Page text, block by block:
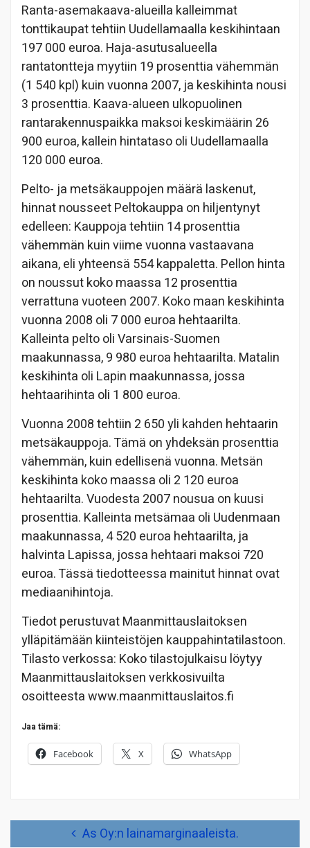
Ranta-asemakaava-alueilla kalleimmat
tonttikaupat tehtiin Uudellamaalla keskihintaan
197 000 euroa. Haja-asutusalueella
rantatontteja myytiin 19 prosenttia vähemmän
(1 540 kpl) kuin vuonna 2007, ja keskihinta nousi
3 prosenttia. Kaava-alueen ulkopuolinen
rantarakennuspaikka maksoi keskimäärin 26
900 euroa, kallein hintataso oli Uudellamaalla
120 000 euroa.
Pelto- ja metsäkauppojen määrä laskenut,
hinnat nousseet Peltokauppa on hiljentynyt
edelleen: Kauppoja tehtiin 14 prosenttia
vähemmän kuin viime vuonna vastaavana
aikana, eli yhteensä 554 kappaletta. Pellon hinta
on noussut koko maassa 12 prosenttia
verrattuna vuoteen 2007. Koko maan keskihinta
vuonna 2008 oli 7 000 euroa hehtaarilta.
Kalleinta pelto oli Varsinais-Suomen
maakunnassa, 9 980 euroa hehtaarilta. Matalin
keskihinta oli Lapin maakunnassa, jossa
hehtaarihinta oli 1 800 euroa.
Vuonna 2008 tehtiin 2 650 yli kahden hehtaarin
metsäkauppoja. Tämä on yhdeksän prosenttia
vähemmän, kuin edellisenä vuonna. Metsän
keskihinta koko maassa oli 2 120 euroa
hehtaarilta. Vuodesta 2007 nousua on kuusi
prosenttia. Kalleinta metsämaa oli Uudenmaan
maakunnassa, 4 520 euroa hehtaarilta, ja
halvinta Lapissa, jossa hehtaari maksoi 720
euroa. Tässä tiedotteessa mainitut hinnat ovat
mediaanihintoja.
Tiedot perustuvat Maanmittauslaitoksen
ylläpitämään kiinteistöjen kauppahintatilastoon.
Tilasto verkossa: Koko tilastojulkaisu löytyy
Maanmittauslaitoksen verkkosivuilta
osoitteesta www.maanmittauslaitos.fi
Jaa tämä:
Facebook X WhatsApp
As Oy:n lainamarginaaleista.